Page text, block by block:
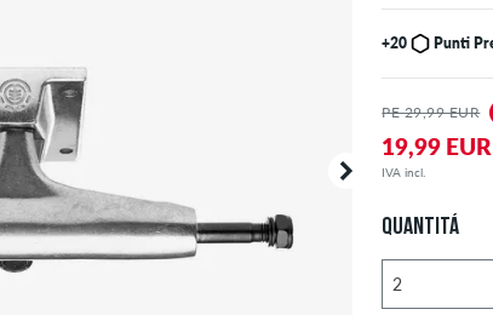
+20 Punti
PE 29,99 EUR
19,99 EUR
IVA incl.
QUANTITÁ